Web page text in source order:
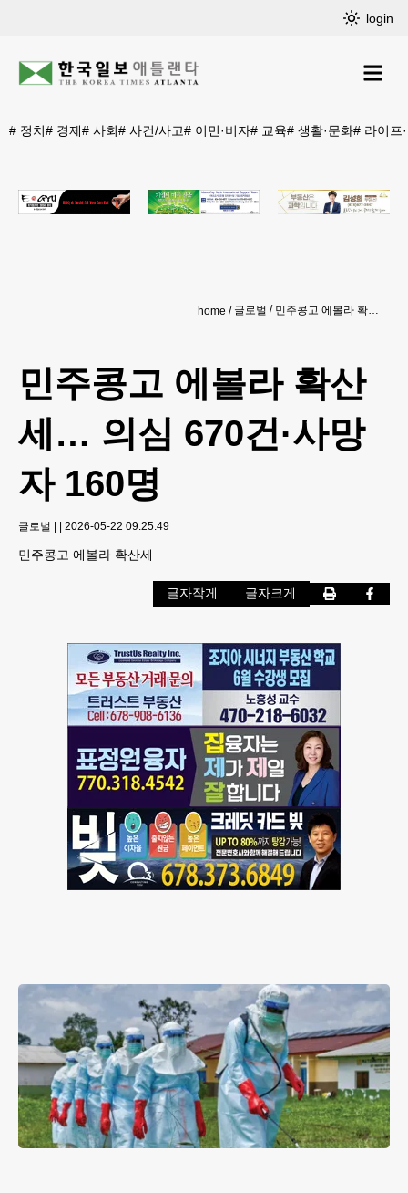
login
# 정치# 경제# 사회# 사건/사고# 이민·비자# 교육# 생활·문화# 라이프
home 글로벌 민주콩고 에볼라 확산세… 의심 670건·사망자 160명
민주콩고 에볼라 확산
세… 의심 670건·사망
자 160명
글로벌 | | 2026-05-22 09:25:49
민주콩고 에볼라 확산세
글자작게 글자크게